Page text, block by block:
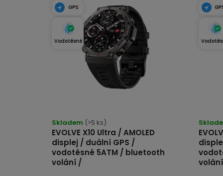
GPS
Vodotěsné
EVOLVE X10 Ultra / AMOLED
displej / duální GPS /
vodotěsné 5ATM / bluetooth
volání /
hodnocení
produktu
je
4,8
Skladem (>5 ks)
je
4,8